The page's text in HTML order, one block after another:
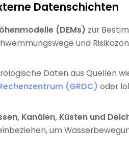
Datenschichten
(DEMs) zur
und
Daten aus Quellen
(GRDC) oder
Kanälen, Küsten und
um